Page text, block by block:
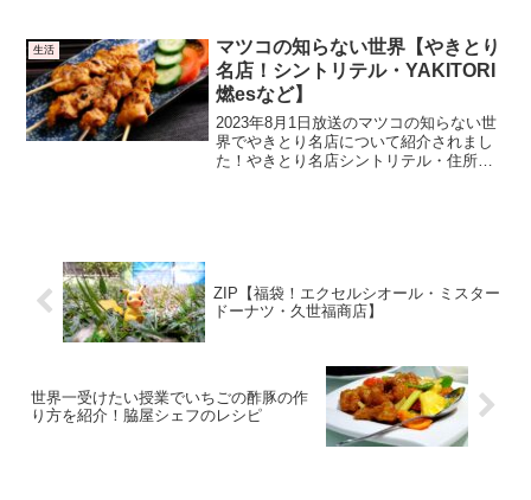
そうです。かさまカフェこちらの大人気
は、「か...
生活
マツコの知らない世界【やきとり
名店！シントリテル・YAKITORI
燃esなど】
2023年8月1日放送のマツコの知らない世
界でやきとり名店について紹介されまし
た！やきとり名店シントリテル・住所：
ZIP【福袋！エクセルシオール・ミスター
ドーナツ・久世福商店】
世界一受けたい授業でいちごの酢豚の作
り方を紹介！脇屋シェフのレシピ